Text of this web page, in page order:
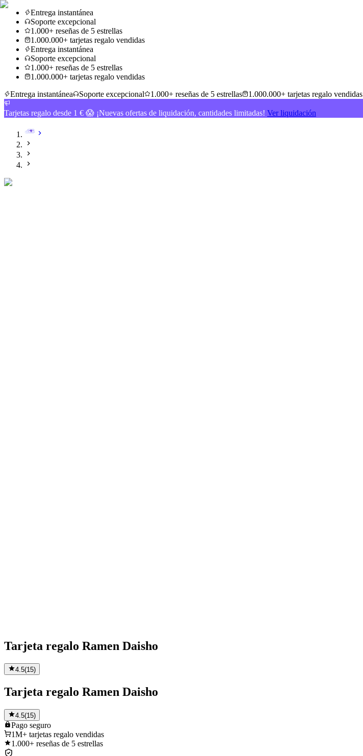
Entrega instantánea
Soporte excepcional
1.000+ reseñas de 5 estrellas
1.000.000+ tarjetas regalo vendidas
Entrega instantánea
Soporte excepcional
1.000+ reseñas de 5 estrellas
1.000.000+ tarjetas regalo vendidas
Entrega instantánea
Soporte excepcional 1.000+ reseñas de 5 estrellas 1.000.000+ tarjetas regalo vendidas
Tarjetas regalo desde 1 € 😱 ¡Nuevas ofertas de liquidación, cantidades limitadas! Ver liquidación
Tarjeta regalo Ramen Daisho
4.5(15)
Tarjeta regalo Ramen Daisho
4.5(15)
Pago seguro
1M+ tarjetas regalo vendidas
1.000+ reseñas de 5 estrellas